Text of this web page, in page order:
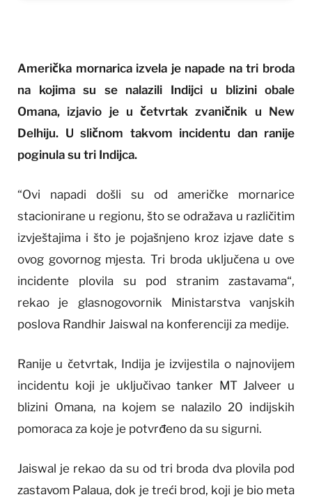
Američka mornarica izvela je napade na tri broda
na kojima su se nalazili Indijci u blizini obale
Omana, izjavio je u četvrtak zvaničnik u New
Delhiju. U sličnom takvom incidentu dan ranije
poginula su tri Indijca.
“Ovi napadi došli su od američke mornarice
stacionirane u regionu, što se odražava u različitim
izvještajima i što je pojašnjeno kroz izjave date s
ovog govornog mjesta. Tri broda uključena u ove
incidente plovila su pod stranim zastavama“,
rekao je glasnogovornik Ministarstva vanjskih
poslova Randhir Jaiswal na konferenciji za medije.
Ranije u četvrtak, Indija je izvijestila o najnovijem
incidentu koji je uključivao tanker MT Jalveer u
blizini Omana, na kojem se nalazilo 20 indijskih
pomoraca za koje je potvrđeno da su sigurni.
Jaiswal je rekao da su od tri broda dva plovila pod
zastavom Palaua, dok je treći brod, koji je bio meta